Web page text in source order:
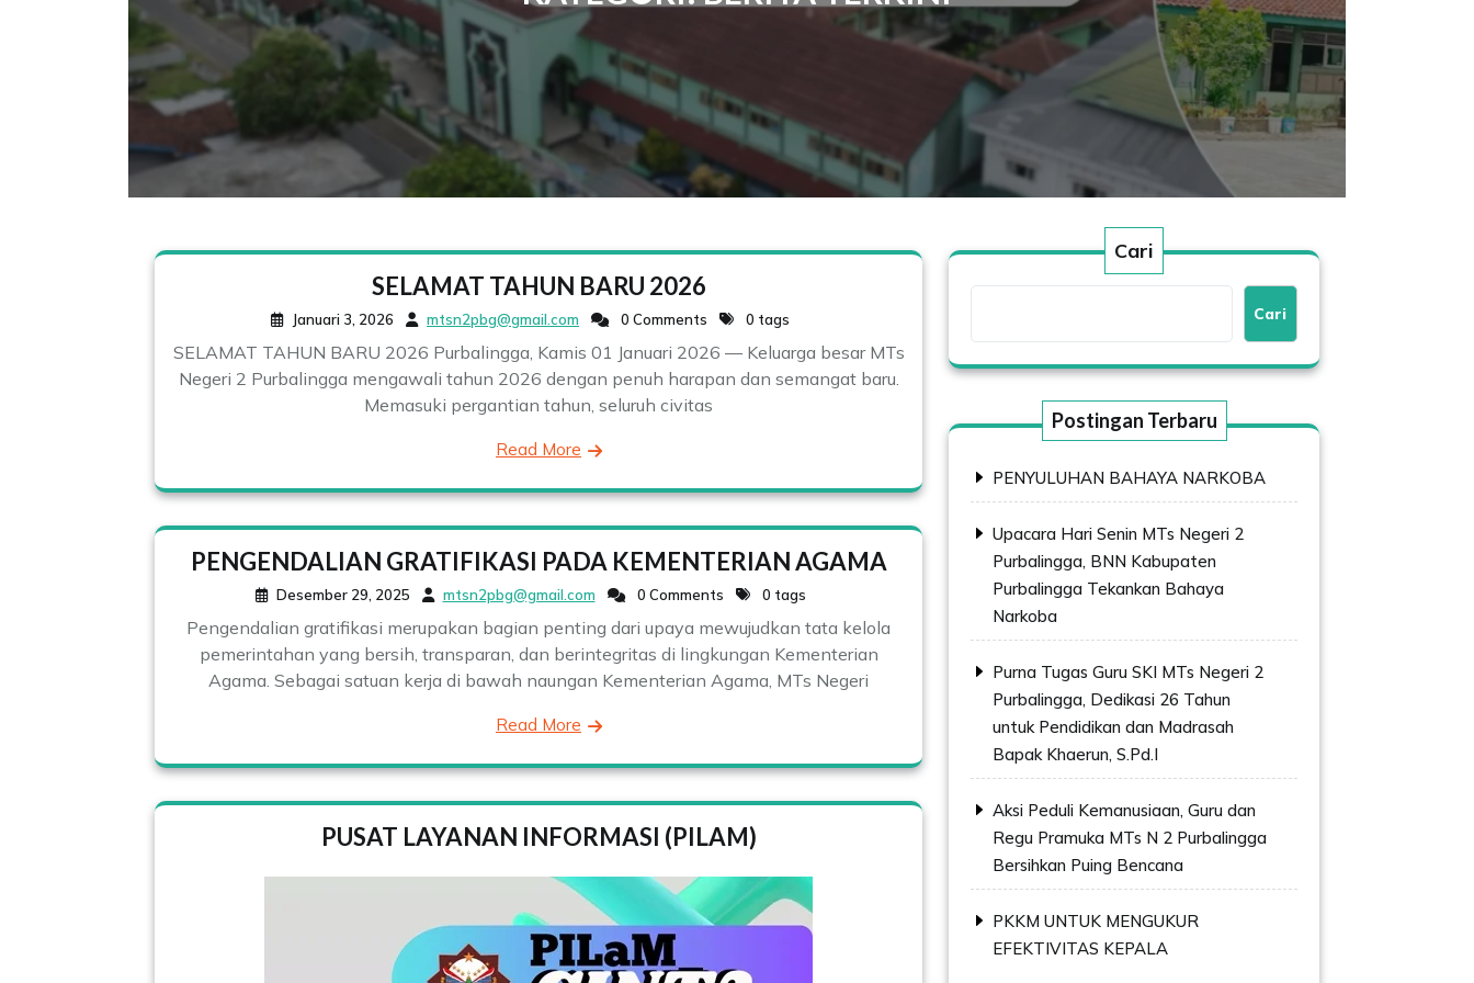
SELAMAT TAHUN BARU 2026
Januari 3, 2026 mtsn2pbg@gmail.com 0 Comments 0 tags
SELAMAT TAHUN BARU 2026 Purbalingga, Kamis 01 Januari 2026 — Keluarga besar MTs
Negeri 2 Purbalingga mengawali tahun 2026 dengan penuh harapan dan semangat baru.
Memasuki pergantian tahun, seluruh civitas
Read More
PENGENDALIAN GRATIFIKASI PADA KEMENTERIAN AGAMA
Desember 29, 2025 mtsn2pbg@gmail.com 0 Comments 0 tags
Pengendalian gratifikasi merupakan bagian penting dari upaya mewujudkan tata kelola
pemerintahan yang bersih, transparan, dan berintegritas di lingkungan Kementerian
Agama. Sebagai satuan kerja di bawah naungan Kementerian Agama, MTs Negeri
Read More
PUSAT LAYANAN INFORMASI (PILAM)
Cari
Cari
Postingan Terbaru
PENYULUHAN BAHAYA NARKOBA
Upacara Hari Senin MTs Negeri 2
Purbalingga, BNN Kabupaten
Purbalingga Tekankan Bahaya
Narkoba
Purna Tugas Guru SKI MTs Negeri 2
Purbalingga, Dedikasi 26 Tahun
untuk Pendidikan dan Madrasah
Bapak Khaerun, S.Pd.I
Aksi Peduli Kemanusiaan, Guru dan
Regu Pramuka MTs N 2 Purbalingga
Bersihkan Puing Bencana
PKKM UNTUK MENGUKUR
EFEKTIVITAS KEPALA